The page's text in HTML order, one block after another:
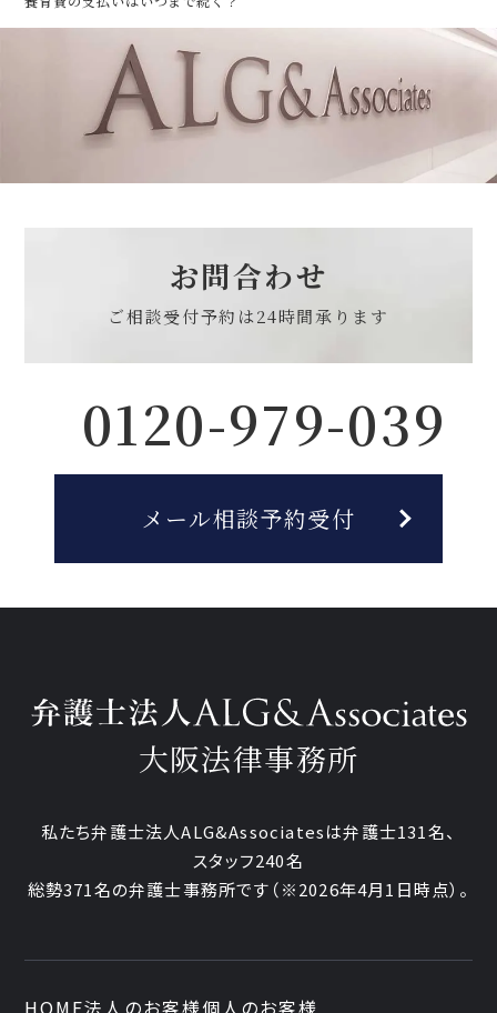
お問合わせ
ご相談受付予約は24時間承ります
0120-979-039
メール相談予約受付
大阪法律事務所
私たち弁護士法人ALG&Associatesは弁護士131名、
スタッフ240名
総勢371名の弁護士事務所です （※2026年4月1日時点）。